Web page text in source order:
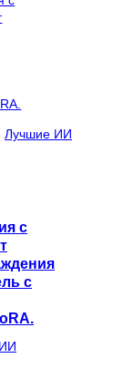
Лучшие ИИ
с
с
ИИ